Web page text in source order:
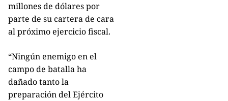
millones de dólares por
parte de su cartera de cara
al próximo ejercicio fiscal.
“Ningún enemigo en el
campo de batalla ha
dañado tanto la
preparación del Ejército